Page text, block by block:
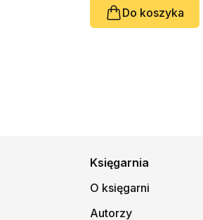
Do koszyka
Księgarnia
O księgarni
Autorzy